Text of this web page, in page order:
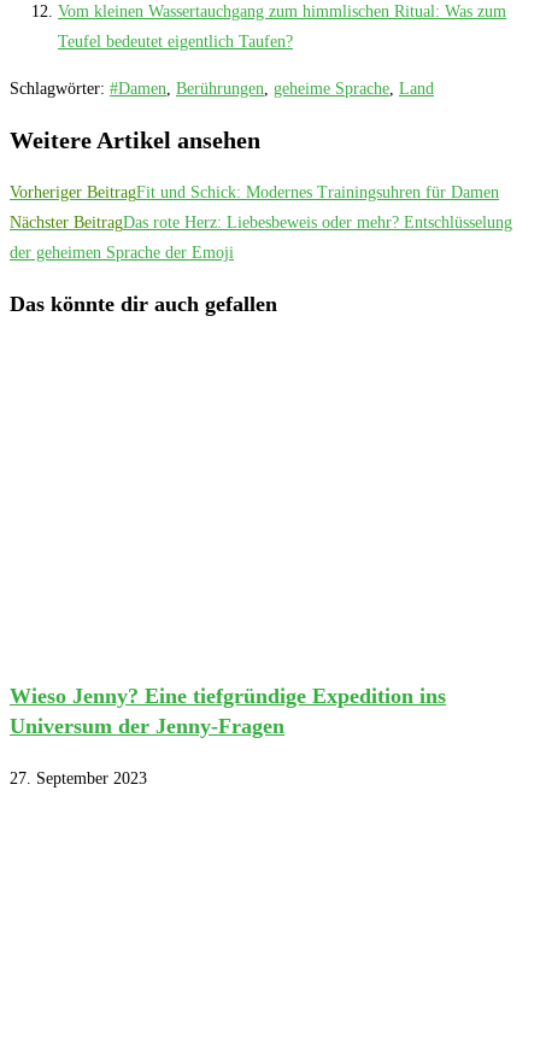
Vom kleinen Wassertauchgang zum himmlischen Ritual: Was zum
Teufel bedeutet eigentlich Taufen?
Schlagwörter: #Damen Berührungen geheime Sprache Land
Weitere Artikel ansehen
Vorheriger BeitragFit und Schick: Modernes Trainingsuhren für Damen
Nächster BeitragDas rote Herz: Liebesbeweis oder mehr? Entschlüsselung
der geheimen Sprache der Emoji
Das könnte dir auch gefallen
Wieso Jenny? Eine tiefgründige Expedition ins
Universum der Jenny-Fragen
27. September 2023